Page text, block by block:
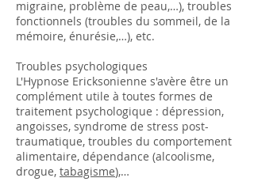
migraine, problème de peau,…), troubles
fonctionnels (troubles du sommeil, de la
mémoire, énurésie,…), etc.
Troubles psychologiques
L'Hypnose Ericksonienne s'avère être un
complément utile à toutes formes de
traitement psychologique : dépression,
angoisses, syndrome de stress post-
traumatique, troubles du comportement
alimentaire, dépendance (alcoolisme,
drogue, tabagisme),…